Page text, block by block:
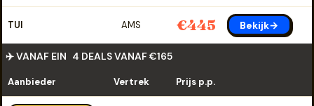
TUI AMS €445 Bekijk→
✈️ VANAF EIN 4 DEALS VANAF €165
Aanbieder Vertrek Prijs p.p.